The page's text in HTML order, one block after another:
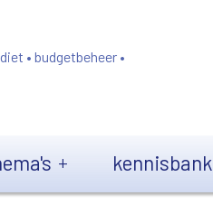
• budgetbeheer •
kennisbank